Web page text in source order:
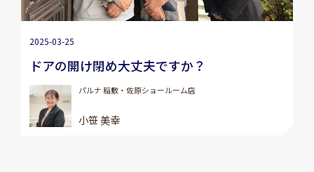
2025-03-25
ドアの開け閉め大丈夫ですか？
パルナ 稲敷・佐原ショールーム店
小笹 美幸